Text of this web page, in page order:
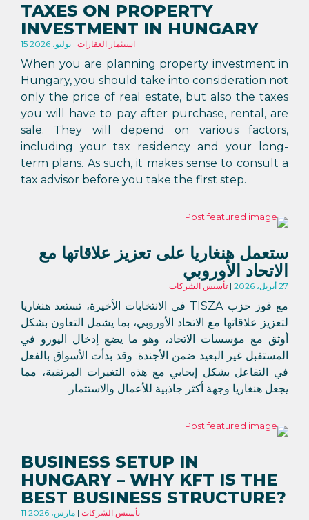
TAXES ON PROPERTY
INVESTMENT IN HUNGARY
15 يوليو، 2026 استثمار العقارات
When you are planning property investment in
Hungary, you should take into consideration not
only the price of real estate, but also the taxes
you will have to pay after purchase, rental, are
sale. They will depend on various factors,
including your tax residency and your long-
term plans. As such, it makes sense to consult a
tax advisor before you take the first step.
ستعمل هنغاريا على تعزيز علاقاتها مع
الاتحاد الأوروبي
27 أبريل، 2026 تأسيس الشركات
مع فوز حزب TISZA في الانتخابات الأخيرة، تستعد هنغاريا
لتعزيز علاقاتها مع الاتحاد الأوروبي، بما يشمل التعاون بشكل
أوثق مع مؤسسات الاتحاد، وهو ما يضع إدخال اليورو في
المستقبل غير البعيد ضمن الأجندة. وقد بدأت الأسواق بالفعل
في التفاعل بشكل إيجابي مع هذه التغيرات المرتقبة، مما
يجعل هنغاريا وجهة أكثر جاذبية للأعمال والاستثمار.
BUSINESS SETUP IN
HUNGARY – WHY KFT IS THE
BEST BUSINESS STRUCTURE?
11 مارس، 2026 تأسيس الشركات